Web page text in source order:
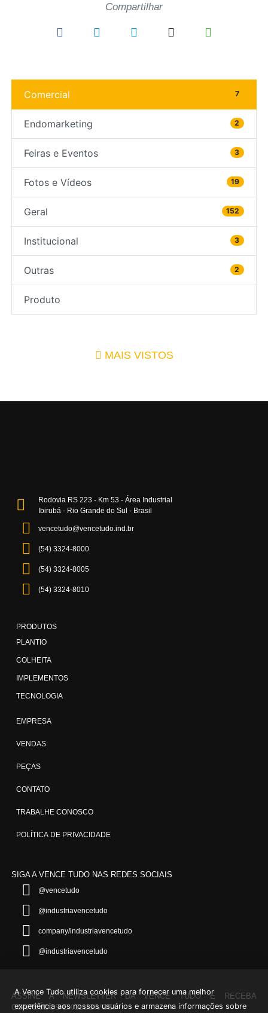
Compartilhar
Comercial 7
Endomarketing 2
Feiras e Eventos 3
Fotos e Vídeos 19
Geral 152
Institucional 3
Outras 2
Produto
MAIS VISTOS
Rodovia RS 223 - Km 53 - Área Industrial
Ibirubá - Rio Grande do Sul - Brasil
vencetudo@vencetudo.ind.br
(54) 3324-8000
(54) 3324-8005
(54) 3324-8010
PRODUTOS
PLANTIO
COLHEITA
IMPLEMENTOS
TECNOLOGIA
EMPRESA
VENDAS
PEÇAS
CONTATO
TRABALHE CONOSCO
POLÍTICA DE PRIVACIDADE
SIGA A VENCE TUDO NAS REDES SOCIAIS
@vencetudo
@industriavencetudo
company/industriavencetudo
@industriavencetudo
ASSINE A NEWSLETTER DA VENCE TUDO E RECEBA
CONTEÚDOS EXCLUSIVOS!
A Vence Tudo utiliza cookies para fornecer uma melhor
experiência aos nossos usuários e armazena informações sobre